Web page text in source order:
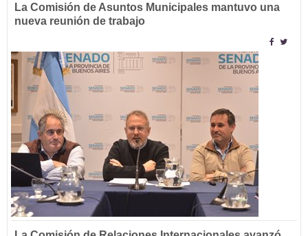
La Comisión de Asuntos Municipales mantuvo una
nueva reunión de trabajo